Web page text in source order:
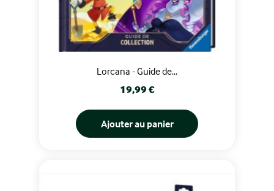
Lorcana - Guide de...
Prix
19,99 €
Ajouter au panier